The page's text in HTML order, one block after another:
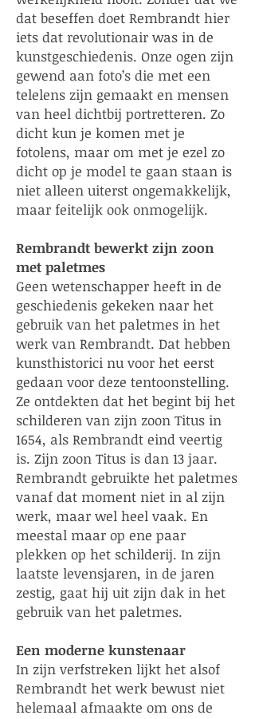
dat beseffen doet Rembrandt hier
iets dat revolutionair was in de
kunstgeschiedenis. Onze ogen zijn
gewend aan foto’s die met een
telelens zijn gemaakt en mensen
van heel dichtbij portretteren. Zo
dicht kun je komen met je
fotolens, maar om met je ezel zo
dicht op je model te gaan staan is
niet alleen uiterst ongemakkelijk,
maar feitelijk ook onmogelijk.
Rembrandt bewerkt zijn zoon
met paletmes
Geen wetenschapper heeft in de
geschiedenis gekeken naar het
gebruik van het paletmes in het
werk van Rembrandt. Dat hebben
kunsthistorici nu voor het eerst
gedaan voor deze tentoonstelling.
Ze ontdekten dat het begint bij het
schilderen van zijn zoon Titus in
1654, als Rembrandt eind veertig
is. Zijn zoon Titus is dan 13 jaar.
Rembrandt gebruikte het paletmes
vanaf dat moment niet in al zijn
werk, maar wel heel vaak. En
meestal maar op ene paar
plekken op het schilderij. In zijn
laatste levensjaren, in de jaren
zestig, gaat hij uit zijn dak in het
gebruik van het paletmes.
Een moderne kunstenaar
In zijn verfstreken lijkt het alsof
Rembrandt het werk bewust niet
helemaal afmaakte om ons de